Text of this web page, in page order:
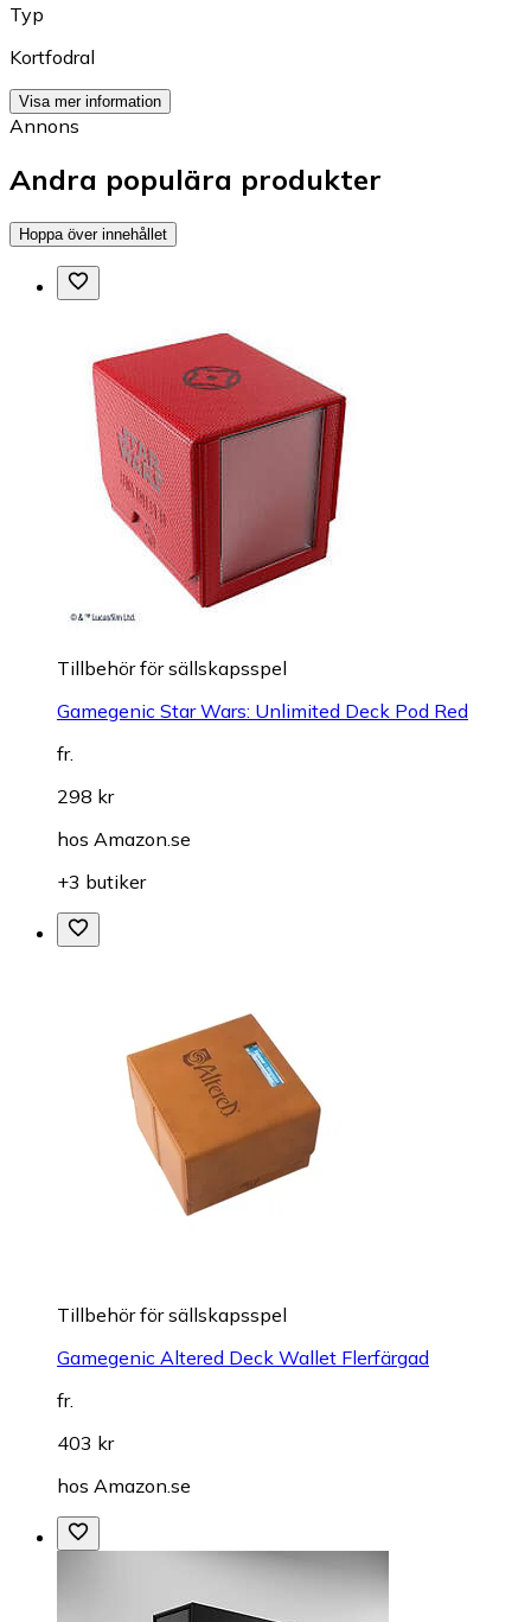
Typ
Kortfodral
Visa mer information
Annons
Andra populära produkter
Hoppa över innehållet
Tillbehör för sällskapsspel
Gamegenic Star Wars: Unlimited Deck Pod Red
fr.
298 kr
hos Amazon.se
+3 butiker
Tillbehör för sällskapsspel
Gamegenic Altered Deck Wallet Flerfärgad
fr.
403 kr
hos Amazon.se